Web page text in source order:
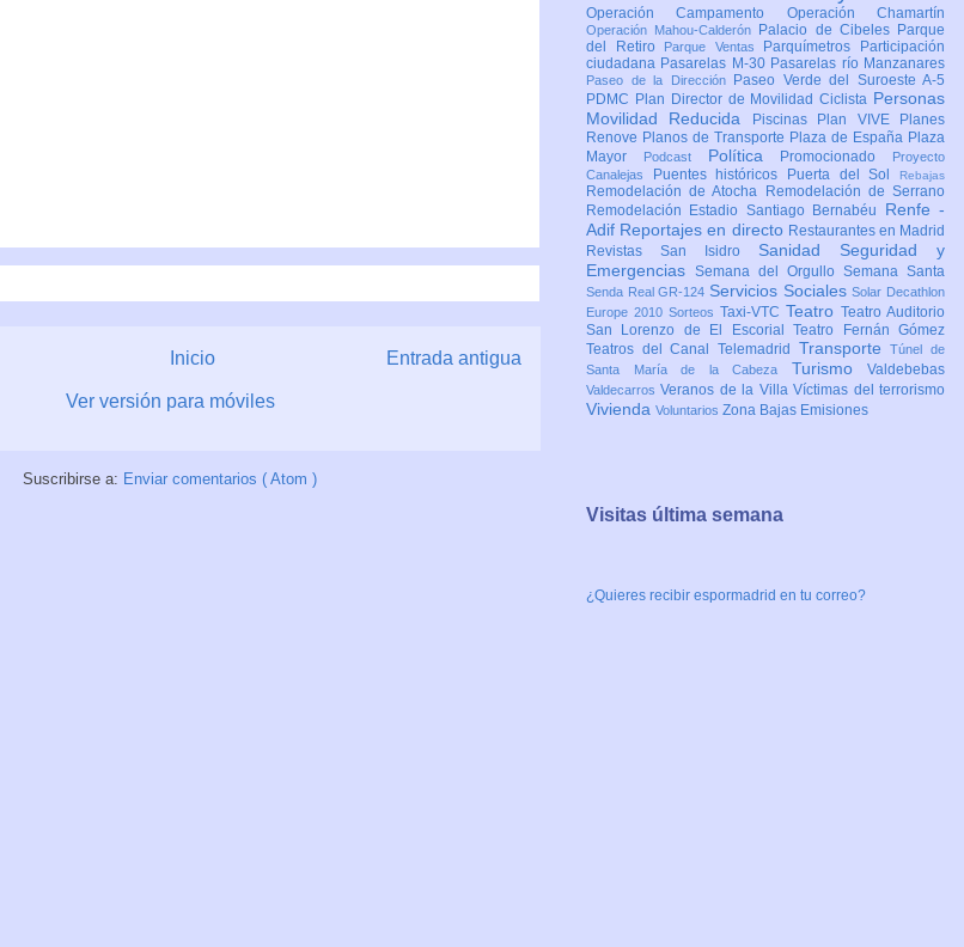
Entrada antigua
Inicio
Ver versión para móviles
Suscribirse a: Enviar comentarios ( Atom )
Operación Campamento Operación Chamartín
Operación Mahou-Calderón Palacio de Cibeles Parque
del Retiro
Parque Ventas Parquímetros
Participación
ciudadana Pasarelas M-30 Pasarelas río Manzanares
Paseo de la Dirección
Paseo Verde del Suroeste A-5
PDMC Plan Director de Movilidad Ciclista Personas
Movilidad Reducida
Piscinas Plan VIVE
Planes
Renove Planos de Transporte Plaza de España Plaza
Mayor
Podcast Política Promocionado
Proyecto
Canalejas
Puentes históricos Puerta del Sol Rebajas
Remodelación de Atocha
Remodelación de Serrano
Remodelación Estadio Santiago Bernabéu Renfe -
Adif Reportajes en directo Restaurantes en Madrid
Revistas San Isidro Sanidad Seguridad y
Emergencias Semana del Orgullo Semana Santa
Senda Real GR-124 Servicios SocialesSolar Decathlon
Europe 2010 Sorteos Taxi-VTC Teatro Teatro Auditorio
San Lorenzo de El EscorialTeatro Fernán Gómez
Teatros del Canal Telemadrid TransporteTúnel de
Santa María de la Cabeza Turismo Valdebebas
ValdecarrosVeranos de la VillaVíctimas del terrorismo
Vivienda Voluntarios Zona Bajas Emisiones
Visitas última semana
¿Quieres recibir espormadrid en tu correo?